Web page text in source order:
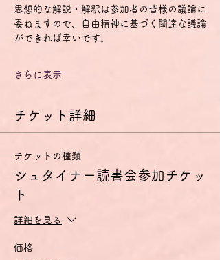
思想的な解説・解釈は参加者の皆様の議論に
委ねますので、自由精神に基づく闊達な議論
ができれば幸いです。
さらに表示
チケット詳細
チケットの種類
シュタイナー読書会参加チケッ
ト
詳細を見る
価格